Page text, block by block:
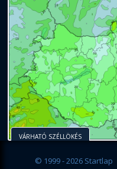
VÁRHATÓ SZÉLLÖKÉS
© 1999 - 2026 Startlap